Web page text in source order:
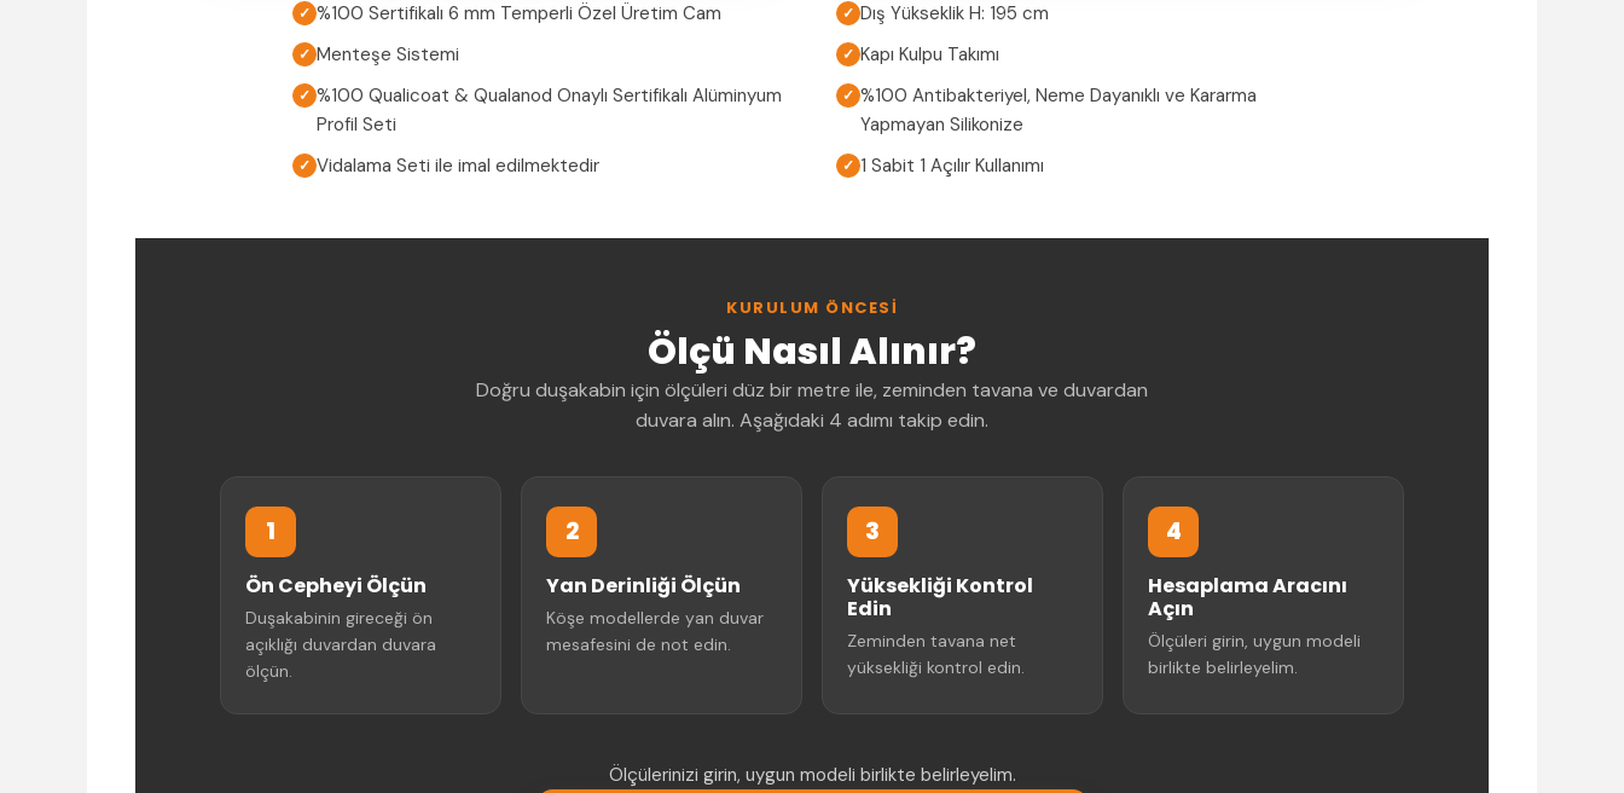
✓ %100 Sertifikalı 6 mm Temperli Özel Üretim Cam ✓ Dış Yükseklik H: 195 cm
✓ Menteşe Sistemi ✓ Kapı Kulpu Takımı
✓ %100 Qualicoat & Qualanod Onaylı Sertifikalı Alüminyum
Profil Seti
✓ %100 Antibakteriyel, Neme Dayanıklı ve Kararma
Yapmayan Silikonize
✓ Vidalama Seti ile imal edilmektedir ✓ 1 Sabit 1 Açılır Kullanımı
KURULUM ÖNCESI
Ölçü Nasıl Alınır?
Doğru duşakabin için ölçüleri düz bir metre ile, zeminden tavana ve duvardan
duvara alın. Aşağıdaki 4 adımı takip edin.
1
Ön Cepheyi Ölçün
Duşakabinin gireceği ön
açıklığı duvardan duvara
ölçün.
2
Yan Derinliği Ölçün
Köşe modellerde yan duvar
mesafesini de not edin.
3
Yüksekliği Kontrol
Edin
Zeminden tavana net
yüksekliği kontrol edin.
4
Hesaplama Aracını
Açın
Ölçüleri girin, uygun modeli
birlikte belirleyelim.
Ölçülerinizi girin, uygun modeli birlikte belirleyelim.